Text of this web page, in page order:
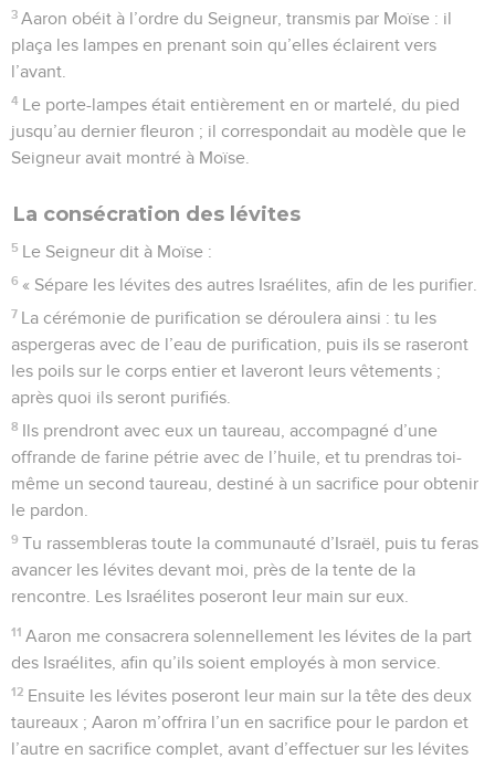
3 Aaron obéit à l’ordre du Seigneur, transmis par Moïse : il
plaça les lampes en prenant soin qu’elles éclairent vers
l’avant.
4 Le porte-lampes était entièrement en or martelé, du pied
jusqu’au dernier fleuron ; il correspondait au modèle que le
Seigneur avait montré à Moïse.
La consécration des lévites
5 Le Seigneur dit à Moïse :
6 « Sépare les lévites des autres Israélites, afin de les purifier.
7 La cérémonie de purification se déroulera ainsi : tu les
aspergeras avec de l’eau de purification, puis ils se raseront
les poils sur le corps entier et laveront leurs vêtements ;
après quoi ils seront purifiés.
8 Ils prendront avec eux un taureau, accompagné d’une
offrande de farine pétrie avec de l’huile, et tu prendras toi-
même un second taureau, destiné à un sacrifice pour obtenir
le pardon.
9 Tu rassembleras toute la communauté d’Israël, puis tu feras
avancer les lévites devant moi, près de la tente de la
rencontre. Les Israélites poseront leur main sur eux.
11 Aaron me consacrera solennellement les lévites de la part
des Israélites, afin qu’ils soient employés à mon service.
12 Ensuite les lévites poseront leur main sur la tête des deux
taureaux ; Aaron m’offrira l’un en sacrifice pour le pardon et
l’autre en sacrifice complet, avant d’effectuer sur les lévites